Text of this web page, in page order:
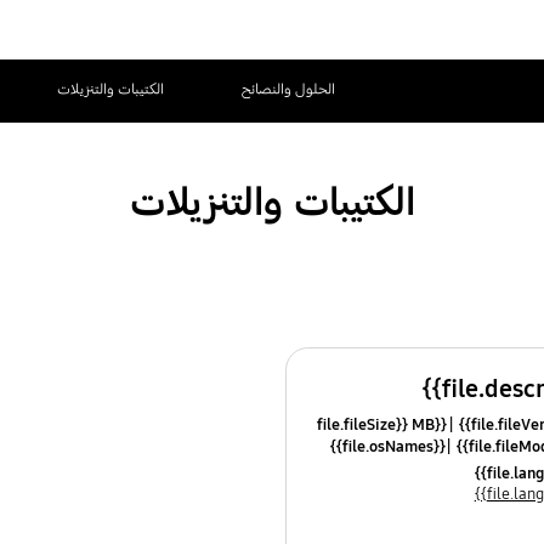
الحلول والنصائح الكتيبات والتنزيلات
الكتيبات والتنزيلات
{{file.fileSize}} MB
{{file.osNames}}